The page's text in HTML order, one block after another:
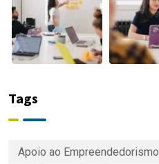
Tags
Apoio ao Empreendedorismo